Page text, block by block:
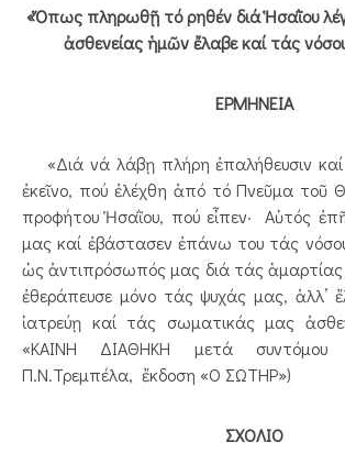
«Ὅπως πληρωθῇ τό ρηθέν διά Ἡσαῒου
ἀσθενείας ἡμῶν ἔλαβε καί τάς
ΕΡΜΗΝΕΙΑ
«Διά νά λάβῃ πλήρη ἐπαλήθευσιν καί
ἐκεῖνο, πού ἐλέχθη ἀπό τό Πνεῦμα τοῦ
προφήτου Ἡσαῒου, πού εἶπεν· Αὐτός
μας καί ἐβάστασεν ἐπάνω του τάς
ὡς ἀντιπρόσωπός μας διά τάς
ἐθεράπευσε μόνο τάς ψυχάς μας, ἀλλ’
ἰατρεύῃ καί τάς σωματικάς μας
«ΚΑΙΝΗ ΔΙΑΘΗΚΗ μετά συντόμου
Π.Ν.Τρεμπέλα, ἔκδοση «Ο ΣΩΤΗΡ»)
ΣΧΟΛΙΟ